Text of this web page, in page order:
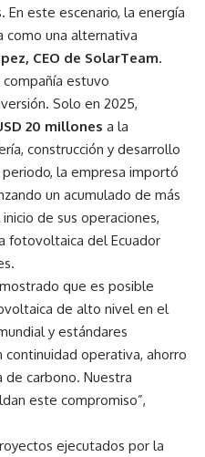
este escenario, la energía
como una alternativa
CEO de SolarTeam.
estuvo
Solo en 2025,
20 millones a la
construcción y desarrollo
la empresa importó
un acumulado de más
de sus operaciones,
fotovoltaica del Ecuador
que es posible
de alto nivel en el
y estándares
operativa, ahorro
carbono. Nuestra
este compromiso”,
ejecutados por la